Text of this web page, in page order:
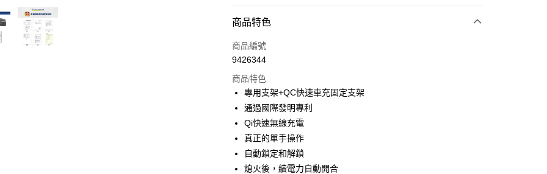
合作金庫商業銀行
華南商業銀行
上海商業儲蓄銀行
國泰世華商業銀行
臺灣中小企業銀行
聯邦商業銀行
元大商業銀行
玉山商業銀行
台新國際商業銀行
超商取貨付款
LINE Pay
Apple Pay
街口支付
悠遊付
Google Pay
商品特色
商品編號
9426344
商品特色
專用支架+QC快速車充固定支架
通過國際發明專利
Qi快速無線充電
真正的單手操作
自動鎖定和解鎖
熄火後，續電力自動開合